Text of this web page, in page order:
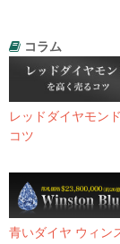
コラム
レッドダイヤモン
コツ
青いダイヤ ウィン